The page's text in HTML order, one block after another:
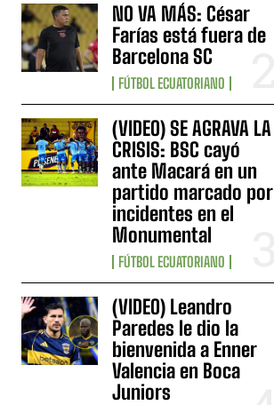
NO VA MÁS: César
Farías está fuera de
Barcelona SC
FÚTBOL ECUATORIANO
(VIDEO) SE AGRAVA LA
CRISIS: BSC cayó
ante Macará en un
partido marcado por
incidentes en el
Monumental
FÚTBOL ECUATORIANO
(VIDEO) Leandro
Paredes le dio la
bienvenida a Enner
Valencia en Boca
Juniors